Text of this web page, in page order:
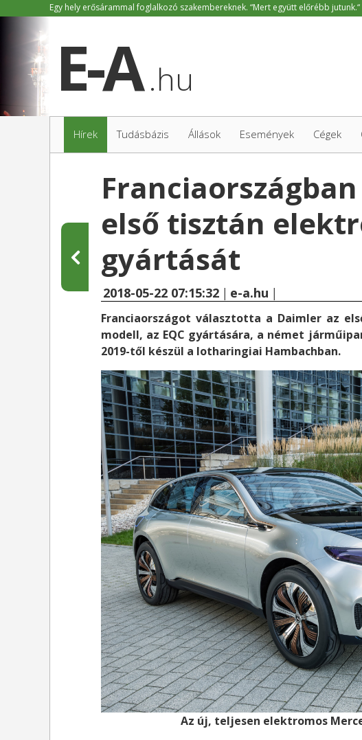
.hu
Hírek Tudásbázis Állások Események Cégek
első tisztán
gyártását
2018-05-22 07:15:32 | e-a.hu |
Franciaországot választotta a Daimler az
modell, az EQC gyártására, a német
2019-től készül a lotharingiai Hambachban.
Az új, teljesen elektromos